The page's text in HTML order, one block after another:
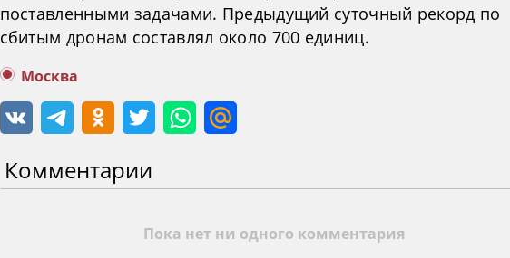
поставленными задачами. Предыдущий суточный рекорд по
сбитым дронам составлял около 700 единиц.
Москва
Комментарии
Пока нет ни одного комментария